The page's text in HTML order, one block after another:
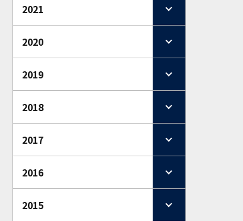
2021
2020
2019
2018
2017
2016
2015